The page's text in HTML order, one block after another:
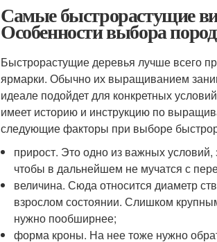
Самые быстрорастущие
Особенности выбора
Быстрорастущие деревья лучше всего
ярмарки. Обычно их выращиванием
идеале подойдет для конкретных
имеет историю и инструкцию по
следующие факторы при выборе
прирост. Это одно из важных
чтобы в дальнейшем не мучатся с
величина. Сюда относится диаметр
взрослом состоянии. Слишком
нужно пообширнее;
форма кроны. На нее тоже нужно